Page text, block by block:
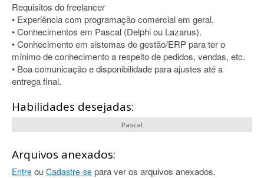
Requisitos do freelancer
• Experiência com programação comercial em geral.
• Conhecimentos em Pascal (Delphi ou Lazarus).
• Conhecimento em sistemas de gestão/ERP para ter o
mínimo de conhecimento a respeito de pedidos, vendas, etc.
• Boa comunicação e disponibilidade para ajustes até a
entrega final.
Habilidades desejadas:
Pascal
Arquivos anexados:
Entre ou Cadastre-se para ver os arquivos anexados.